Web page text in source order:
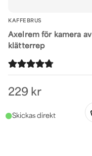
KAFFEBRUS
Axelrem för kamera av
klätterrep
229 kr